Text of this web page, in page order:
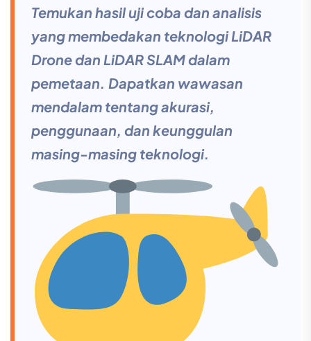
Temukan hasil uji coba dan analisis
yang membedakan teknologi LiDAR
Drone dan LiDAR SLAM dalam
pemetaan. Dapatkan wawasan
mendalam tentang akurasi,
penggunaan, dan keunggulan
masing-masing teknologi.